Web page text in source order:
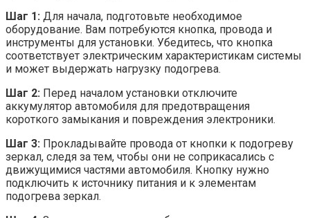
Шаг 1: Для начала, подготовьте необходимое
оборудование. Вам потребуются кнопка, провода и
инструменты для установки. Убедитесь, что кнопка
соответствует электрическим характеристикам системы
и может выдержать нагрузку подогрева.
Шаг 2: Перед началом установки отключите
аккумулятор автомобиля для предотвращения
короткого замыкания и повреждения электроники.
Шаг 3: Прокладывайте провода от кнопки к подогреву
зеркал, следя за тем, чтобы они не соприкасались с
движущимися частями автомобиля. Кнопку нужно
подключить к источнику питания и к элементам
подогрева зеркал.